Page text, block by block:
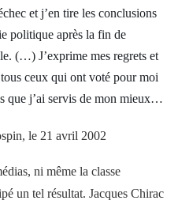
et j’en tire les conclusions
politique après la fin de
(…) J’exprime mes regrets et
ceux qui ont voté pour moi
que j’ai servis de mon mieux…
le 21 avril 2002
ni même la classe
un tel résultat. Jacques Chirac